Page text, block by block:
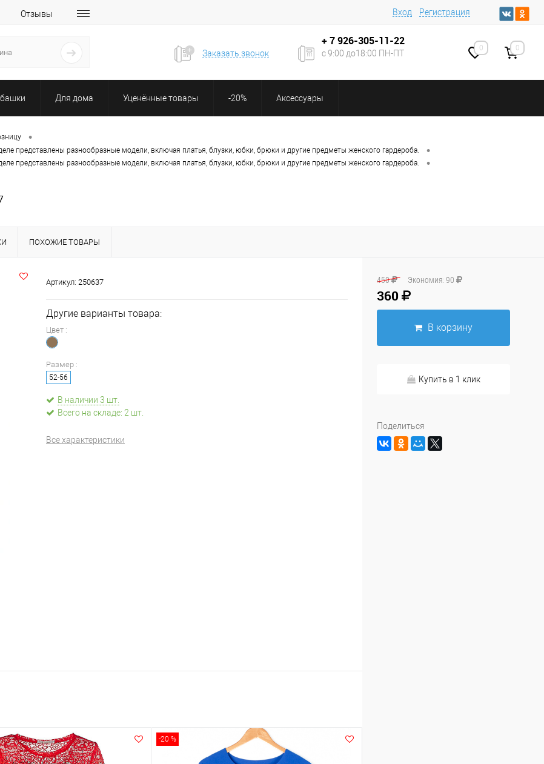
Отзывы Вход Регистрация
Заказать звонок
+ 7926-305-11-22
с 9:00 до18:00 ПН-ПТ
0 0
Для дома Уценённые товары -20% Аксессуары
•
представлены разнообразные модели, включая платья, блузки, юбки, брюки и другие предметы женского гардероба. •
представлены разнообразные модели, включая платья, блузки, юбки, брюки и другие предметы женского гардероба. •
ПОХОЖИЕ ТОВАРЫ
Артикул: 250637
Другие варианты товара:
Цвет :
Размер :
52-56
В наличии 3 шт.
Всего на складе: 2 шт.
Все характеристики
-20 %
450 Экономия: 90
360
В корзину
Купить в 1 клик
Поделиться